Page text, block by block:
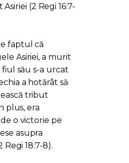
(2 Regi 16:7-
faptul că
Asiriei, a murit
fiul său s-a urcat
a hotărât să
tribut
plus, era
o victorie pe
asupra
Regi 18:7-8).